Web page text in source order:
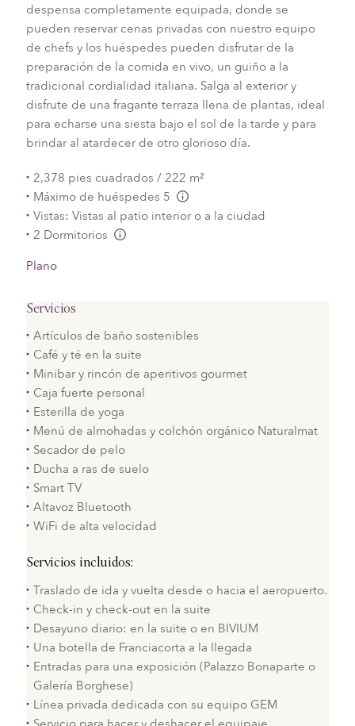
despensa completamente equipada, donde se
pueden reservar cenas privadas con nuestro equipo
de chefs y los huéspedes pueden disfrutar de la
preparación de la comida en vivo, un guiño a la
tradicional cordialidad italiana. Salga al exterior y
disfrute de una fragante terraza llena de plantas, ideal
para echarse una siesta bajo el sol de la tarde y para
brindar al atardecer de otro glorioso día.
2,378 pies cuadrados / 222 m²
Máximo de huéspedes 5
Vistas: Vistas al patio interior o a la ciudad
2 Dormitorios
Plano
Servicios
Artículos de baño sostenibles
Café y té en la suite
Minibar y rincón de aperitivos gourmet
Caja fuerte personal
Esterilla de yoga
Menú de almohadas y colchón orgánico Naturalmat
Secador de pelo
Ducha a ras de suelo
Smart TV
Altavoz Bluetooth
WiFi de alta velocidad
Servicios incluidos:
Traslado de ida y vuelta desde o hacia el aeropuerto.
Check-in y check-out en la suite
Desayuno diario: en la suite o en BIVIUM
Una botella de Franciacorta a la llegada
Entradas para una exposición (Palazzo Bonaparte o
Galería Borghese)
Línea privada dedicada con su equipo GEM